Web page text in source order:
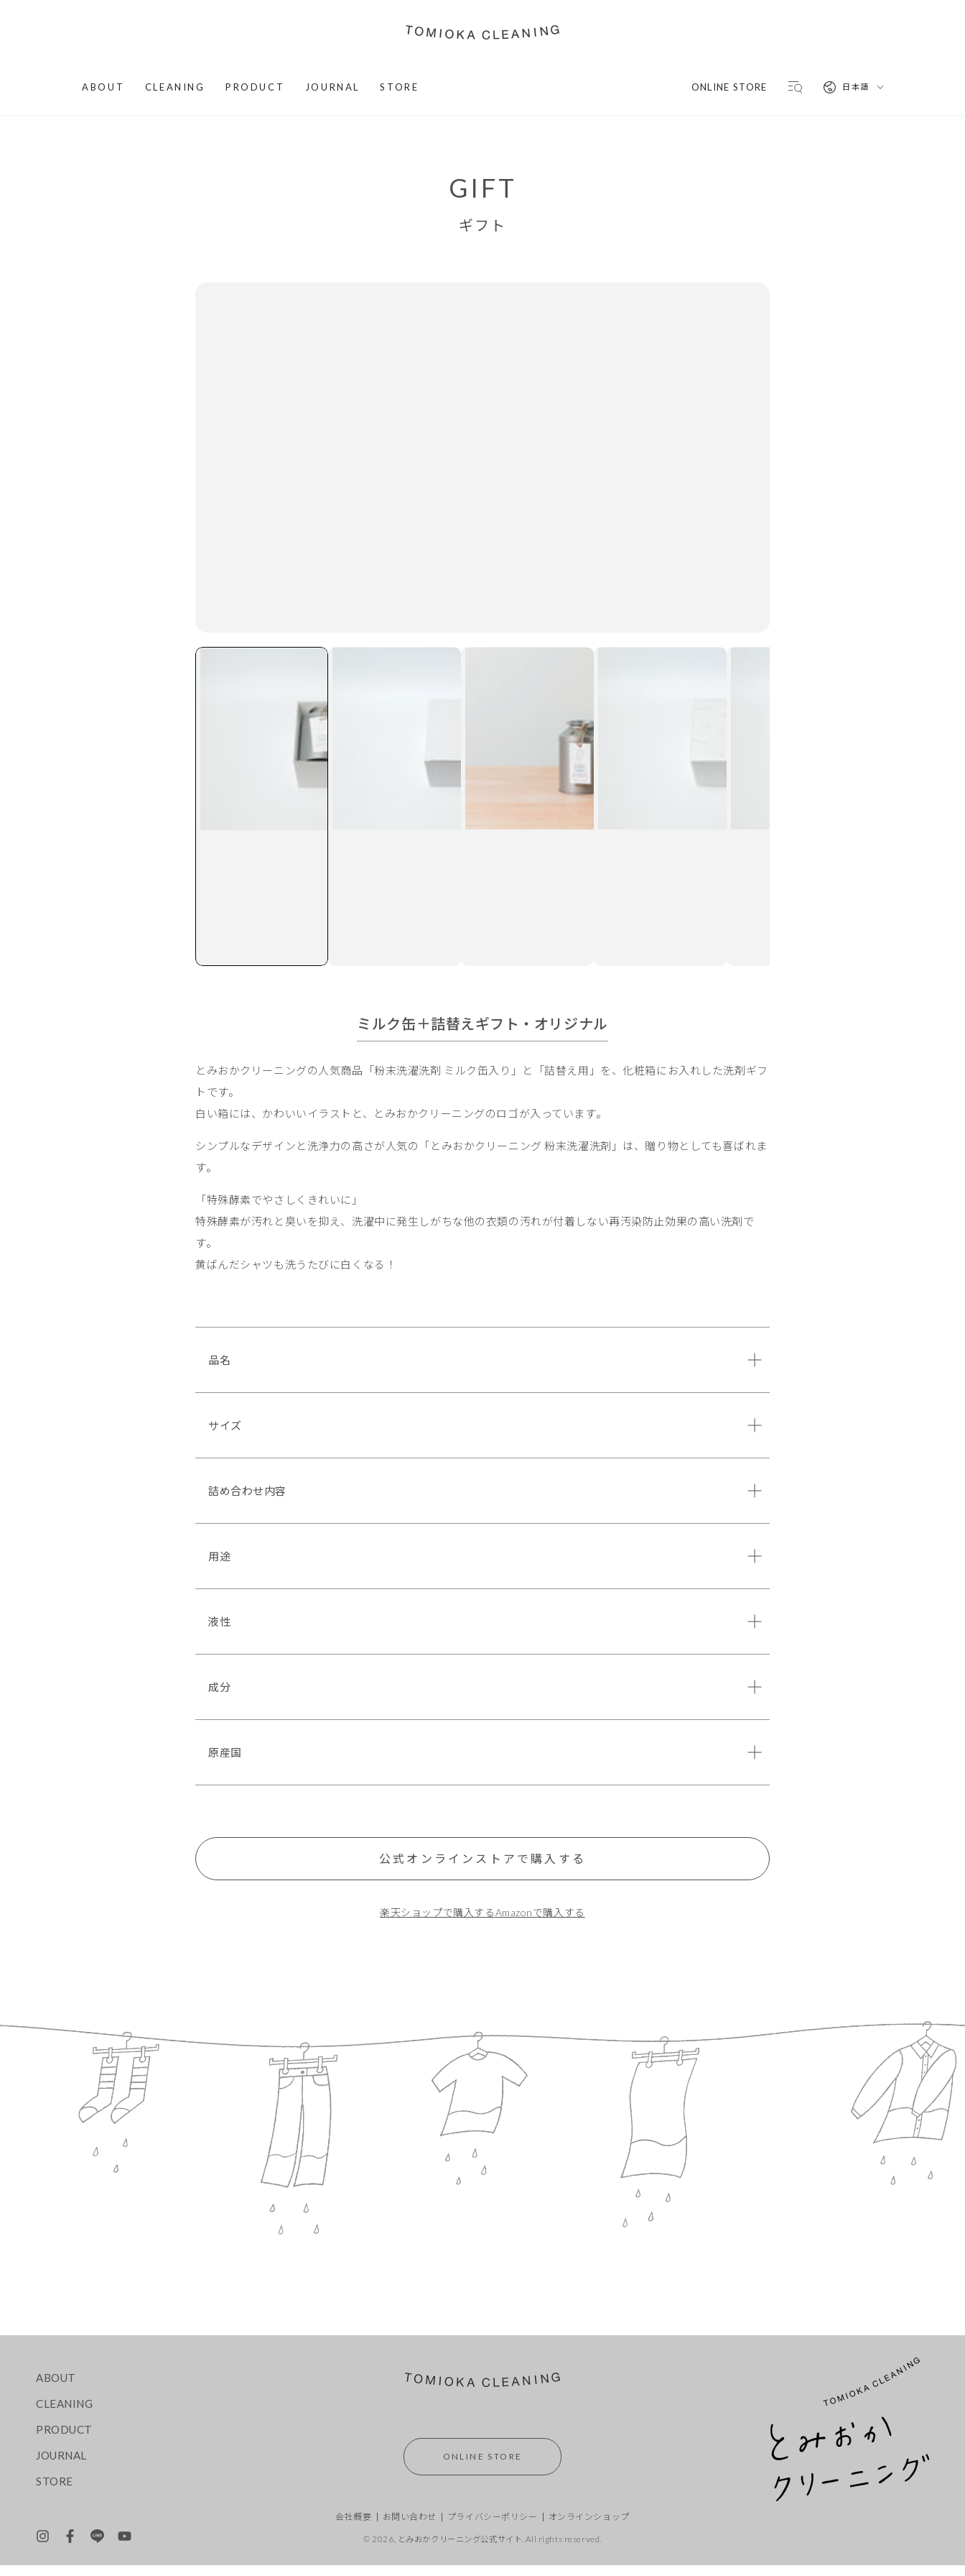
ABOUT CLEANING PRODUCT JOURNAL STORE ONLINE STORE
言
日本語
GIFT
ギフト
ミルク缶＋詰替えギフト・オリジナル
とみおかクリーニングの人気商品「粉末洗濯洗剤 ミルク缶入り」と「詰替え用」を、化粧箱にお入れした洗剤ギフ
トです。
白い箱には、かわいいイラストと、とみおかクリーニングのロゴが入っています。
シンプルなデザインと洗浄力の高さが人気の「とみおかクリーニング 粉末洗濯洗剤」は、贈り物としても喜ばれま
す。
「特殊酵素でやさしくきれいに」
特殊酵素が汚れと臭いを抑え、洗濯中に発生しがちな他の衣類の汚れが付着しない再汚染防止効果の高い洗剤で
す。
黄ばんだシャツも洗うたびに白くなる！
品名
サイズ
詰め合わせ内容
用途
液性
成分
原産国
公式オンラインストアで購入する
楽天ショップで購入するAmazonで購入する
ABOUT
CLEANING
PRODUCT
JOURNAL
STORE
ONLINE STORE
InstagramFacebookLINE YouTube
会社概要 お問い合わせ プライバシーポリシー オンラインショップ
© 2026, とみおかクリーニング公式サイト . All rights reserved.